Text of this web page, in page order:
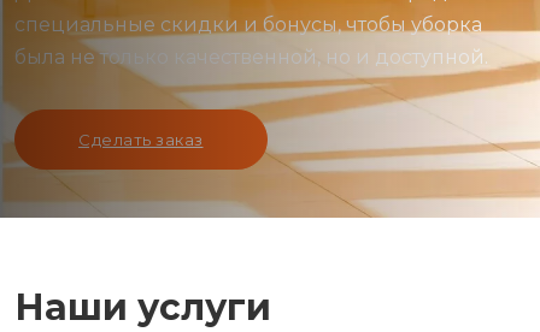
специальные скидки и бонусы, чтобы уборка
была не только качественной, но и доступной.
Сделать заказ
Наши услуги